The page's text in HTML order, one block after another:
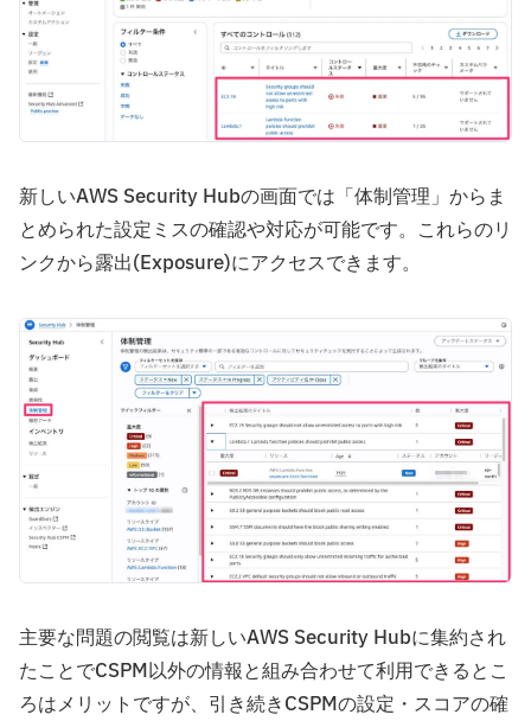
新しいAWS Security Hubの画面では「体制管理」からま
とめられた設定ミスの確認や対応が可能です。これらのリ
ンクから露出(Exposure)にアクセスできます。
主要な問題の閲覧は新しいAWS Security Hubに集約され
たことでCSPM以外の情報と組み合わせて利用できるとこ
ろはメリットですが、引き続きCSPMの設定・スコアの確